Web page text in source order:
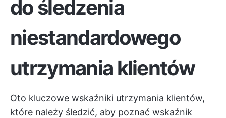
do śledzenia
niestandardowego
utrzymania klientów
Oto kluczowe wskaźniki utrzymania klientów,
które należy śledzić, aby poznać wskaźnik